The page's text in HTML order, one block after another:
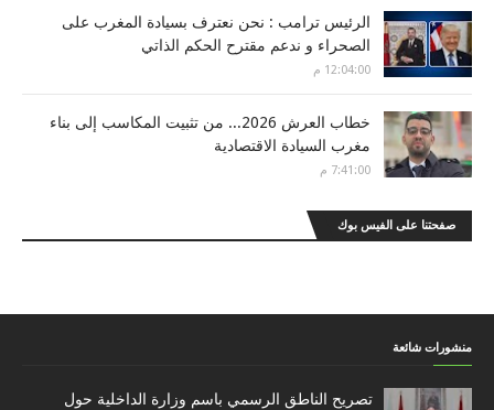
الرئيس ترامب : نحن نعترف بسيادة المغرب على
الصحراء و ندعم مقترح الحكم الذاتي
12:04:00 م
خطاب العرش 2026... من تثبيت المكاسب إلى بناء
مغرب السيادة الاقتصادية
7:41:00 م
صفحتنا على الفيس بوك
منشورات شائعة
تصريح الناطق الرسمي باسم وزارة الداخلية حول